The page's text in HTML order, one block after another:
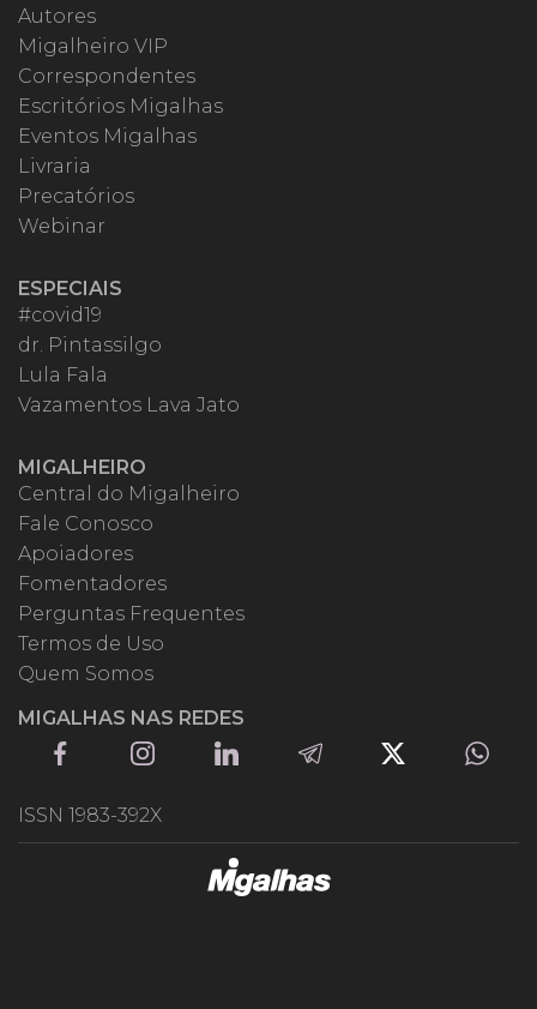
Autores
Migalheiro VIP
Correspondentes
Escritórios Migalhas
Eventos Migalhas
Livraria
Precatórios
Webinar
ESPECIAIS
#covid19
dr. Pintassilgo
Lula Fala
Vazamentos Lava Jato
MIGALHEIRO
Central do Migalheiro
Fale Conosco
Apoiadores
Fomentadores
Perguntas Frequentes
Termos de Uso
Quem Somos
MIGALHAS NAS REDES
ISSN 1983-392X